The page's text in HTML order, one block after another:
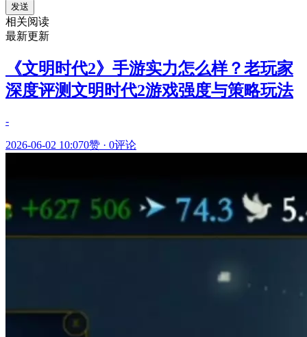
发送
相关阅读
最新更新
《文明时代2》手游实力怎么样？老玩家
深度评测文明时代2游戏强度与策略玩法
-
2026-06-02 10:070赞 · 0评论